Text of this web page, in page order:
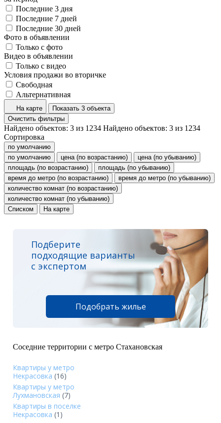
Последние 3 дня
Последние 7 дней
Последние 30 дней
Фото в объявлении
Только с фото
Видео в объявлении
Только с видео
Условия продажи во вторичке
Свободная
Альтернативная
На карте
Показать 3 объекта
Очистить фильтры
Найдено объектов: 3 из 1234 Найдено объектов: 3 из 1234
Сортировка
по умолчанию
по умолчанию
цена (по возрастанию)
цена (по убыванию)
площадь (по возрастанию)
площадь (по убыванию)
время до метро (по возрастанию)
время до метро (по убыванию)
количество комнат (по возрастанию)
количество комнат (по убыванию)
Списком
На карте
Подберите
подходящие варианты
с экспертом
Подобрать жилье
Соседние территории с метро Стахановская
Квартиры у метро
Некрасовка (16)
Квартиры у метро
Лухмановская (7)
Квартиры в поселке
Некрасовка (1)